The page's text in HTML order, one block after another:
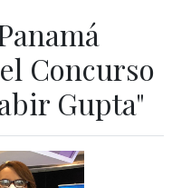
Concurso
Gupta"